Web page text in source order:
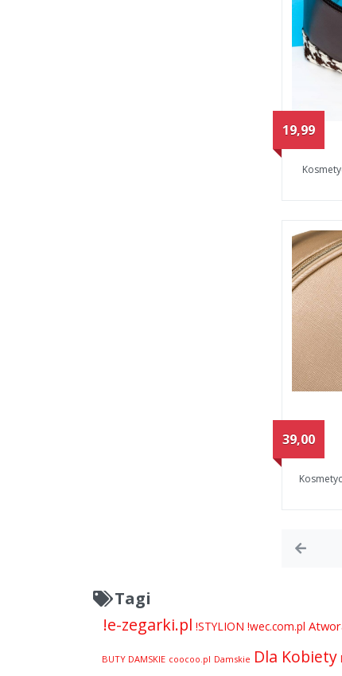
19,99
39,00
Tagi
!e-zegarki.pl !STYLION !wec.com.pl
BUTY DAMSKIE coocoo.pl Damskie Dla Kobiety